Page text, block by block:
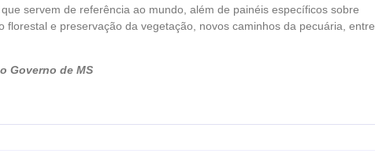
servem de referência ao mundo, além de painéis específicos sobre
florestal e preservação da vegetação, novos caminhos da pecuária, entre
Governo de MS